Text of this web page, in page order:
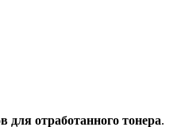
для отработанного тонера.